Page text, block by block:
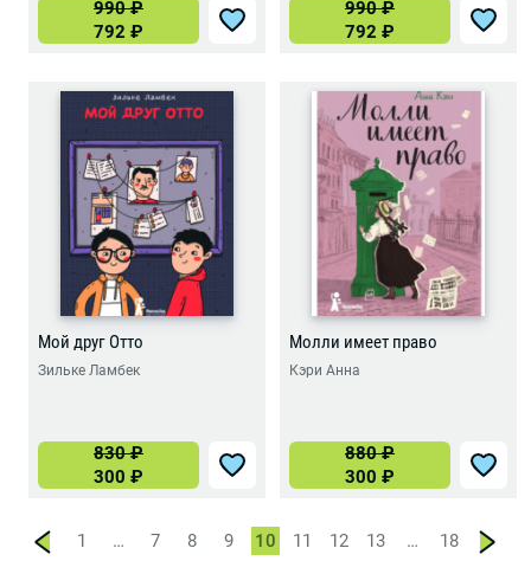
990₽
792 ₽
990₽
792 ₽
Мой друг Отто
Зильке Ламбек
830₽
300 ₽
Молли имеет право
Кэри Анна
880₽
300 ₽
1 … 7 8 9 10 11 12 13 … 18